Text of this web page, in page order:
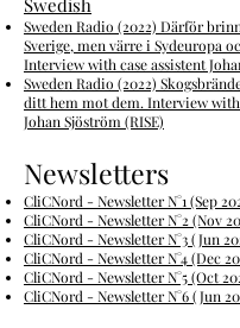
Swedish
Sweden Radio (2022) Därför
Sverige, men värre i Sydeuropa
Interview with case assistent
Sweden Radio (2022)
ditt hem mot dem. Interview with
Johan Sjöström (RISE)
Newsletters
CliCNord - Newsletter N°1 (Sep
CliCNord - Newsletter N°2 (Nov
CliCNord - Newsletter N°3 (Jun
CliCNord - Newsletter N°4 (Dec
CliCNord - Newsletter N°5 (Oct
CliCNord - Newsletter N°6 (Jun